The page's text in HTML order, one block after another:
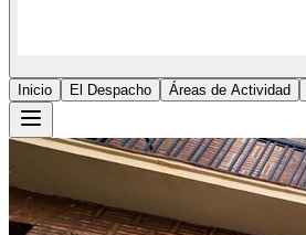
Inicio
El Despacho Áreas de Actividad